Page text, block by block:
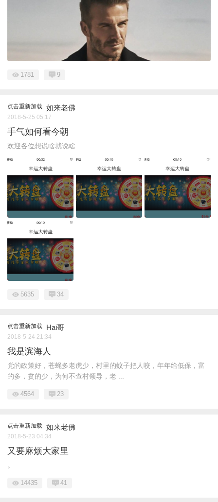
1781 9
点击重新加载 如来老佛
2018-5-25 05:17
手气如何看今朝
欢迎各位想说啥就说啥
5635 34
点击重新加载 Hai哥
2018-5-24 21:34
我是滨海人
党的政策好，苍蝇多老虎少，村里的蚊子把人咬，年年给低保，富
的多，贫的少，为何不查村领导，老 ...
4564 23
点击重新加载 如来老佛
2018-5-23 04:34
又要麻烦大家里
。
14435 41